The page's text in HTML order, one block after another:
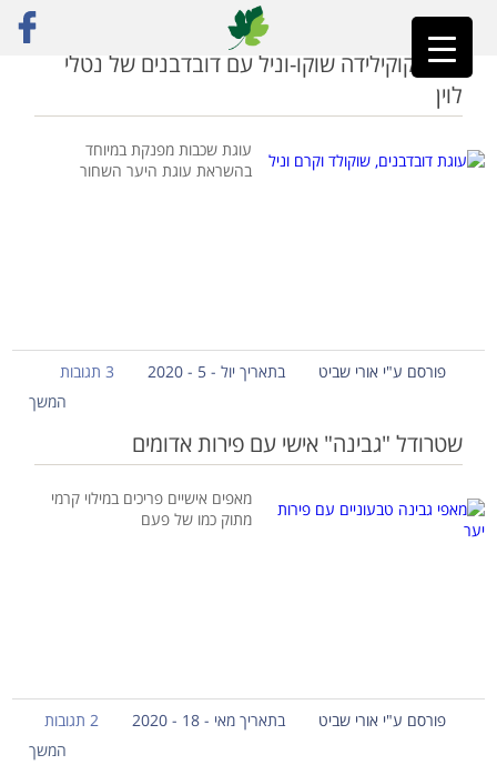
ראשי»דובדבנים
עוגת קוקילידה שוקו-וניל עם דובדבנים של נטלי
לוין
עוגת שכבות מפנקת במיוחד
בהשראת עוגת היער השחור
פורסם ע"י אורי שביט בתאריך יול - 5 - 2020
3 תגובות
המשך
שטרודל "גבינה" אישי עם פירות אדומים
מאפים אישיים פריכים במילוי קרמי
מתוק כמו של פעם
פורסם ע"י אורי שביט בתאריך מאי - 18 - 2020
2 תגובות
המשך